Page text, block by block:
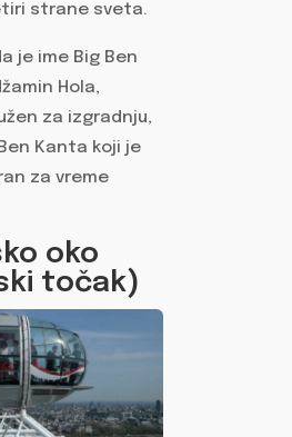
strane sveta.
je ime Big Ben
Hola,
za izgradnju,
Kanta koji je
za vreme
oko
točak)